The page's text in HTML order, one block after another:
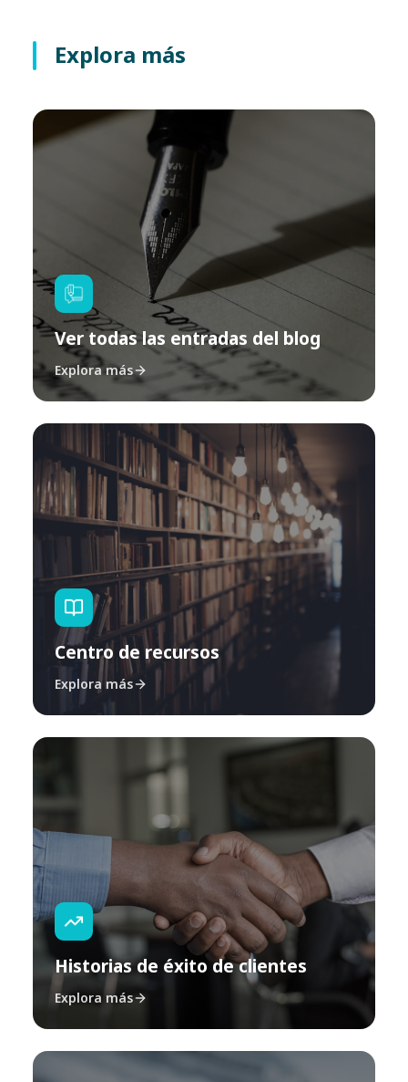
Explora más
Ver todas las entradas del blog
Explora más
Centro de recursos
Explora más
Historias de éxito de clientes
Explora más